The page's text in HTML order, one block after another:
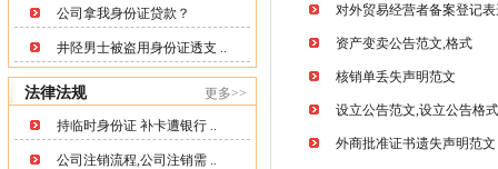
公司拿我身份证贷款？
井陉男士被盗用身份证透支 ..
法律法规 更多>>
持临时身份证 补卡遭银行 ..
公司注销流程,公司注销需 ..
对外贸易经营者备案登记
资产变卖公告范文,格式
核销单丢失声明范文
设立公告范文,设立公告格式
外商批准证书遗失声明范文